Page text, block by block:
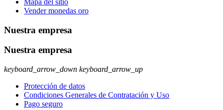
Vender monedas oro
Nuestra empresa
Nuestra empresa
keyboard_arrow_down keyboard_arrow_up
Protección de datos
Condiciones Generales de Contratación y Uso
Pago seguro